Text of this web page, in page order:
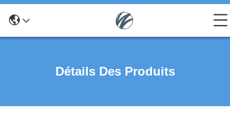
Détails Des Produits